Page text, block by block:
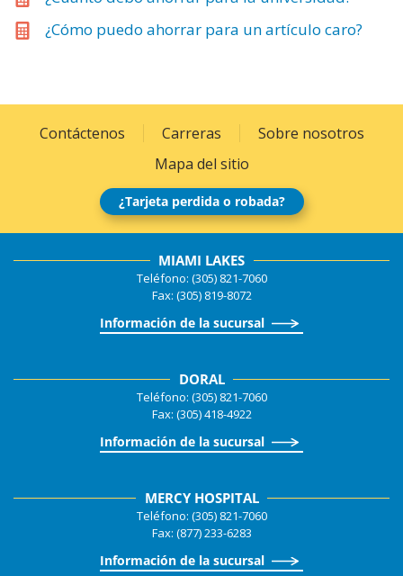
¿Cómo puedo ahorrar para un artículo caro?
Contáctenos Carreras
Sobre nosotros
Mapa del sitio
¿Tarjeta perdida o robada?
MIAMI LAKES
Teléfono: (305) 821-7060
Fax: (305) 819-8072
Información de la sucursal
DORAL
Teléfono: (305) 821-7060
Fax: (305) 418-4922
Información de la sucursal
MERCY HOSPITAL
Teléfono: (305) 821-7060
Fax: (877) 233-6283
Información de la sucursal